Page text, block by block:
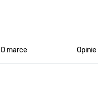
O marce Opinie